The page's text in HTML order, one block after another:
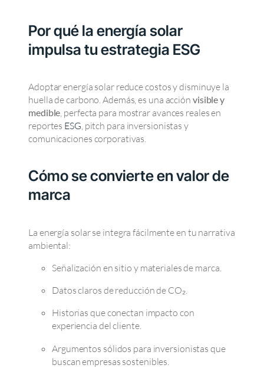
Por qué la energía solar
impulsa tu estrategia ESG
Adoptar energía solar reduce costos y disminuye la
huella de carbono. Además, es una acción visible y
medible, perfecta para mostrar avances reales en
reportes ESG, pitch para inversionistas y
comunicaciones corporativas.
Cómo se convierte en valor de
marca
La energía solar se integra fácilmente en tu narrativa
ambiental:
Señalización en sitio y materiales de marca.
Datos claros de reducción de CO₂.
Historias que conectan impacto con
experiencia del cliente.
Argumentos sólidos para inversionistas que
buscan empresas sostenibles.